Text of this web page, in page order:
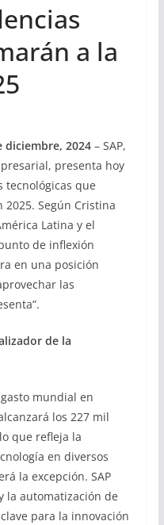
a la
diciembre, 2024– SAP,
presenta hoy
tecnológicas que
Según Cristina
Latina y el
de inflexión
en una posición
las
de la
mundial en
los 227 mil
que refleja la
en diversos
la excepción. SAP
la automatización de
para la innovación